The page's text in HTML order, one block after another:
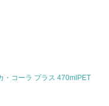
・コーラ プラス 470mlPET